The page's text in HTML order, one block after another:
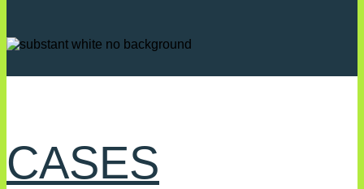
CASES